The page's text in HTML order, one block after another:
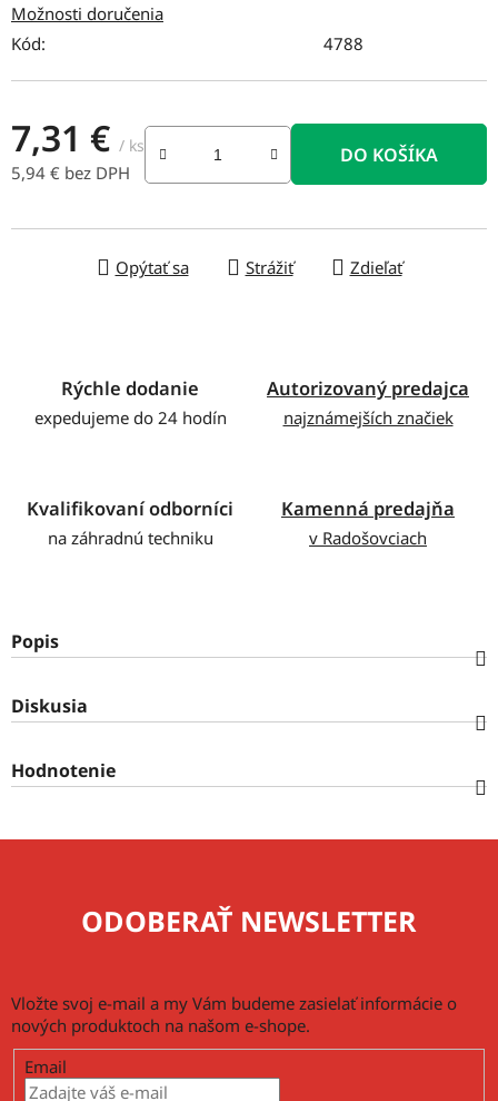
Možnosti doručenia
Kód:
4788
7,31 € / ks
5,94 € bez DPH
DO KOŠÍKA
Opýtať sa Strážiť Zdieľať
Rýchle dodanie
expedujeme do 24 hodín
Autorizovaný predajca
najznámejších značiek
Kvalifikovaní odborníci
na záhradnú techniku
Kamenná predajňa
v Radošovciach
Popis
Diskusia
Hodnotenie
ODOBERAŤ NEWSLETTER
Vložte svoj e-mail a my Vám budeme zasielať informácie o
nových produktoch na našom e-shope.
Email